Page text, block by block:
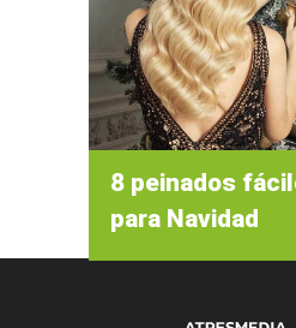
8 peinados
para Navidad